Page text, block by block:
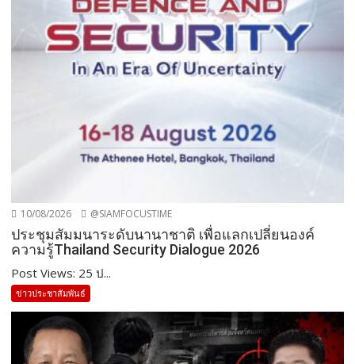
10/08/2026 @SIAMFOCUSTIME
ประชุมสัมมนาระดับนานาชาติ เพื่อแลกเปลี่ยนองค์
ความรู้Thailand Security Dialogue 2026
Post Views: 25 ป...
ข่าวประชาสัมพันธ์